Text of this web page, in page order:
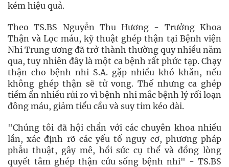
kém hiệu quả.
Theo TS.BS Nguyễn Thu Hương - Trưởng Khoa
Thận và Lọc máu, kỹ thuật ghép thận tại Bệnh viện
Nhi Trung ương đã trở thành thường quy nhiều năm
qua, tuy nhiên đây là một ca bệnh rất phức tạp. Chạy
thận cho bệnh nhi S.A. gặp nhiều khó khăn, nếu
không ghép thận sẽ tử vong. Thế nhưng ca ghép
tiềm ẩn nhiều rủi ro vì bệnh nhi mắc bệnh lý rối loạn
đông máu, giảm tiểu cầu và suy tim kéo dài.
"Chúng tôi đã hội chẩn với các chuyên khoa nhiều
lần, xác định rõ các yếu tố nguy cơ, phương pháp
phẫu thuật, gây mê, hồi sức cụ thể và đồng lòng
quyết tâm ghép thận cứu sống bệnh nhi" - TS.BS